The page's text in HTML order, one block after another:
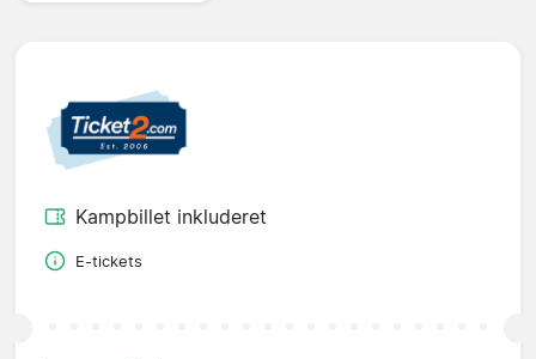
Kampbillet inkluderet
E-tickets